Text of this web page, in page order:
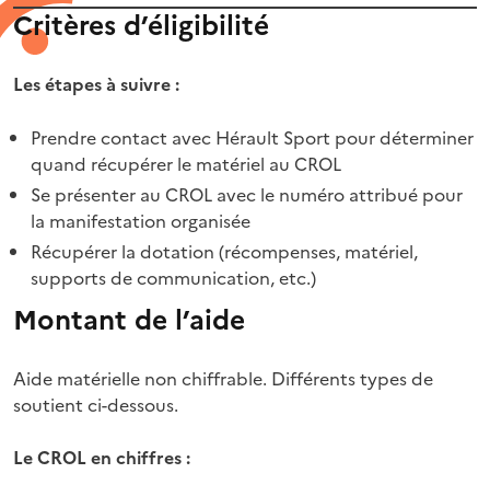
Critères d’éligibilité
Les étapes à suivre :
Prendre contact avec Hérault Sport pour déterminer
quand récupérer le matériel au CROL
Se présenter au CROL avec le numéro attribué pour
la manifestation organisée
Récupérer la dotation (récompenses, matériel,
supports de communication, etc.)
Montant de l’aide
Aide matérielle non chiffrable. Différents types de
soutient ci-dessous.
Le CROL en chiffres :